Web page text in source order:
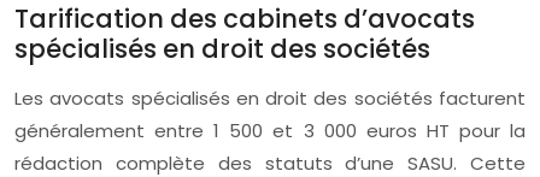
Tarification des cabinets d’avocats
spécialisés en droit des sociétés
Les avocats spécialisés en droit des sociétés facturent
généralement entre 1 500 et 3 000 euros HT pour la
rédaction complète des statuts d’une SASU. Cette